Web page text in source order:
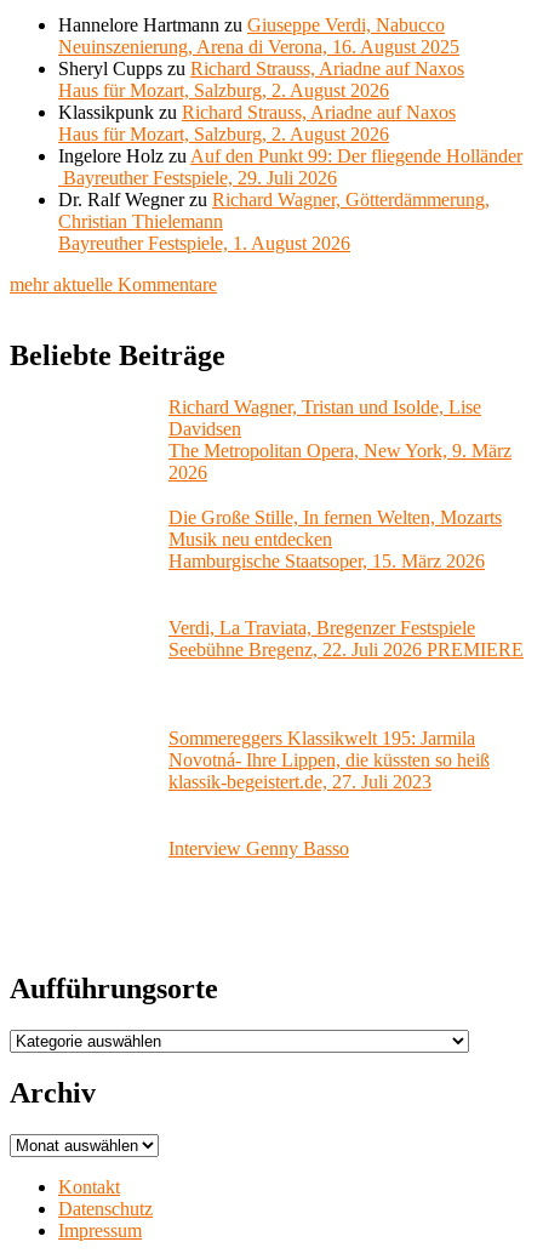
Hannelore Hartmann zu Giuseppe Verdi, Nabucco
Neuinszenierung, Arena di Verona, 16. August 2025
Sheryl Cupps zu Richard Strauss, Ariadne auf Naxos
Haus für Mozart, Salzburg, 2. August 2026
Klassikpunk zu Richard Strauss, Ariadne auf Naxos
Haus für Mozart, Salzburg, 2. August 2026
Ingelore Holz zu Auf den Punkt 99: Der fliegende Holländer
Bayreuther Festspiele, 29. Juli 2026
Dr. Ralf Wegnerzu Richard Wagner, Götterdämmerung,
Christian Thielemann
Bayreuther Festspiele, 1. August 2026
mehr aktuelle Kommentare
Beliebte Beiträge
Richard Wagner, Tristan und Isolde, Lise
Davidsen
The Metropolitan Opera, New York, 9. März
2026
Die Große Stille, In fernen Welten, Mozarts
Musik neu entdecken
Hamburgische Staatsoper, 15. März 2026
Verdi, La Traviata, Bregenzer Festspiele
Seebühne Bregenz, 22. Juli 2026 PREMIERE
Sommereggers Klassikwelt 195: Jarmila
Novotná- Ihre Lippen, die küssten so heiß
klassik-begeistert.de, 27. Juli 2023
Interview Genny Basso
Aufführungsorte
Aufführungsorte
Archiv
Archiv
Kontakt
Datenschutz
Impressum